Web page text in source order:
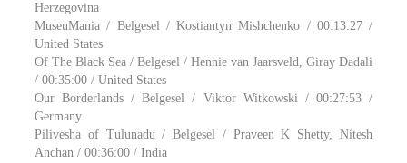
Herzegovina
MuseuMania / Belgesel / Kostiantyn Mishchenko / 00:13:27 /
United States
Of The Black Sea / Belgesel / Hennie van Jaarsveld, Giray Dadali
/ 00:35:00 / United States
Our Borderlands / Belgesel / Viktor Witkowski / 00:27:53 /
Germany
Pilivesha of Tulunadu / Belgesel / Praveen K Shetty, Nitesh
Anchan / 00:36:00 / India